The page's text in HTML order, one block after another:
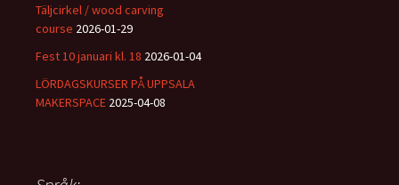
Täljcirkel / wood carving
course 2026-01-29
Fest 10 januari kl. 18 2026-01-04
LÖRDAGSKURSER PÅ UPPSALA
MAKERSPACE 2025-04-08